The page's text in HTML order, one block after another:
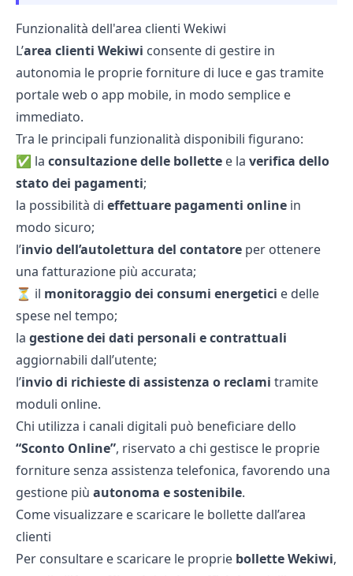
Funzionalità dell'area clienti Wekiwi
L’area clienti Wekiwi consente di gestire in
autonomia le proprie forniture di luce e gas tramite
portale web o app mobile, in modo semplice e
immediato.
Tra le principali funzionalità disponibili figurano:
✅ la consultazione delle bollette e la verifica dello
stato dei pagamenti;
la possibilità di effettuare pagamenti online in
modo sicuro;
l’invio dell’autolettura del contatore per ottenere
una fatturazione più accurata;
⏳ il monitoraggio dei consumi energetici e delle
spese nel tempo;
la gestione dei dati personali e contrattuali
aggiornabili dall’utente;
l’invio di richieste di assistenza o reclami tramite
moduli online.
Chi utilizza i canali digitali può beneficiare dello
“Sconto Online”, riservato a chi gestisce le proprie
forniture senza assistenza telefonica, favorendo una
gestione più autonoma e sostenibile.
Come visualizzare e scaricare le bollette dall’area
clienti
Per consultare e scaricare le proprie bollette Wekiwi,